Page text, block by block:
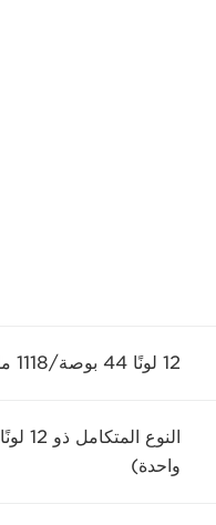
12 لونًا 44 بوصة/1118 ملم
واحدة)